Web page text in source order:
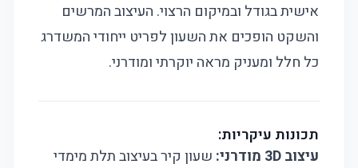
אישית בגודל ובמיקום הרצוי. העיצוב המרשים
והשקט הופכים את השעון לפריט ייחודי המשדרג
כל חלל ומעניק מראה יוקרתי ומודרני.
תכונות עיקריות:
עיצוב 3D מודרני:
שעון קיר בעיצוב תלת מימדי